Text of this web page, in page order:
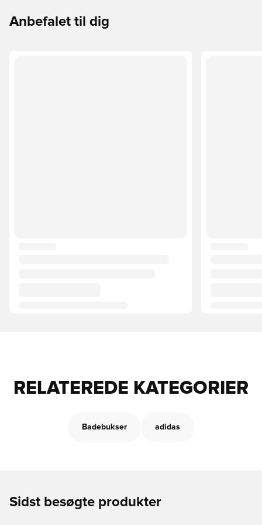
Anbefalet til dig
RELATEREDE KATEGORIER
Badebukser adidas
Sidst besøgte produkter